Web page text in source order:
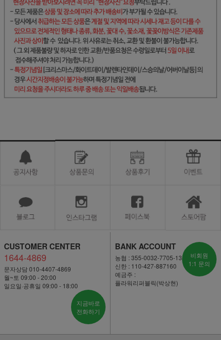
CUSTOMER CENTER
1644-4869
문자상담 010-4407-4869
월~토 09:00 - 20:00
일요일·공휴일 09:00 - 18:00
지금바로
전화하기
BANK ACCOUNT
농협 : 355-0032-7705-13
신한 : 110-427-887160
예금주 :
플라워리퍼블릭(박상현)
비회원
1:1 문의